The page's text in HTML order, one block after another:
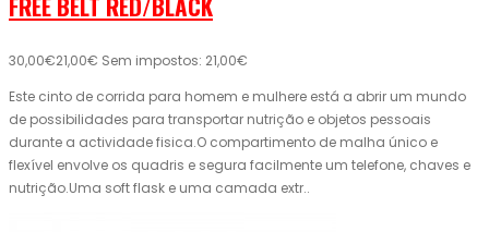
30,00€21,00€ Sem impostos: 21,00€
Este cinto de corrida para homem e mulhere está a abrir um mundo
de possibilidades para transportar nutrição e objetos pessoais
durante a actividade fisica.O compartimento de malha único e
flexível envolve os quadris e segura facilmente um telefone, chaves e
nutrição.Uma soft flask e uma camada extr..